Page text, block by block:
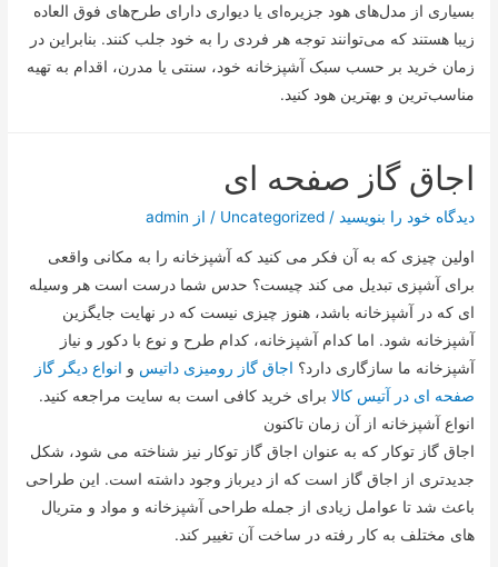
بسیاری از مدل‌های هود جزیره‌ای یا دیواری دارای طرح‌های فوق العاده
زیبا هستند که می‌توانند توجه هر فردی را به خود جلب کنند. بنابراین در
زمان خرید بر حسب سبک آشپزخانه خود، سنتی یا مدرن، اقدام به تهیه
مناسب‌ترین و بهترین هود کنید.
اجاق گاز صفحه ای
دیدگاه‌ خود را بنویسید /
Uncategorized / از admin
اولین چیزی که به آن فکر می کنید که آشپزخانه را به مکانی واقعی
برای آشپزی تبدیل می کند چیست؟ حدس شما درست است هر وسیله
ای که در آشپزخانه باشد، هنوز چیزی نیست که در نهایت جایگزین
آشپزخانه شود. اما کدام آشپزخانه، کدام طرح و نوع با دکور و نیاز
آشپزخانه ما سازگاری دارد؟ اجاق گاز رومیزی داتیس و انواع دیگر گاز
صفحه ای در آتیس کالا برای خرید کافی است به سایت مراجعه کنید.
انواع آشپزخانه از آن زمان تاکنون
اجاق گاز توکار که به عنوان اجاق گاز توکار نیز شناخته می شود، شکل
جدیدتری از اجاق گاز است که از دیرباز وجود داشته است. این طراحی
باعث شد تا عوامل زیادی از جمله طراحی آشپزخانه و مواد و متریال
های مختلف به کار رفته در ساخت آن تغییر کند.